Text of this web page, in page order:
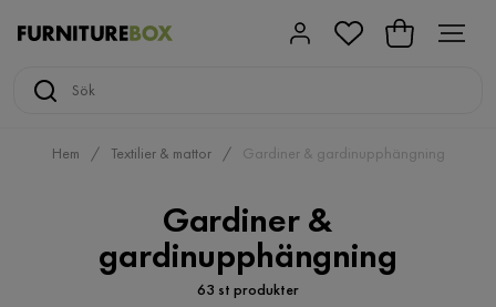
Hem Textilier & mattor Gardiner & gardinupphängning
Gardiner &
gardinupphängning
63 st produkter